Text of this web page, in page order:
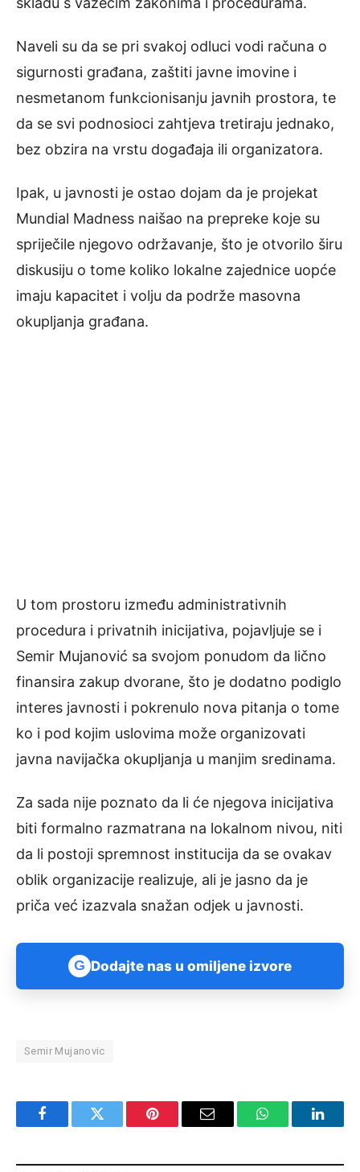
Naveli su da se pri svakoj odluci vodi računa o
sigurnosti građana, zaštiti javne imovine i
nesmetanom funkcionisanju javnih prostora, te
da se svi podnosioci zahtjeva tretiraju jednako,
bez obzira na vrstu događaja ili organizatora.
Ipak, u javnosti je ostao dojam da je projekat
Mundial Madness naišao na prepreke koje su
spriječile njegovo održavanje, što je otvorilo širu
diskusiju o tome koliko lokalne zajednice uopće
imaju kapacitet i volju da podrže masovna
okupljanja građana.
U tom prostoru između administrativnih
procedura i privatnih inicijativa, pojavljuje se i
Semir Mujanović sa svojom ponudom da lično
finansira zakup dvorane, što je dodatno podiglo
interes javnosti i pokrenulo nova pitanja o tome
ko i pod kojim uslovima može organizovati
javna navijačka okupljanja u manjim sredinama.
Za sada nije poznato da li će njegova inicijativa
biti formalno razmatrana na lokalnom nivou, niti
da li postoji spremnost institucija da se ovakav
oblik organizacije realizuje, ali je jasno da je
priča već izazvala snažan odjek u javnosti.
G Dodajte nas u omiljene izvore
Semir Mujanovic
FacebookTwitter Pinterest Email WhatsApp